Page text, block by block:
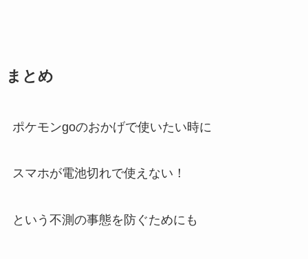
まとめ
ポケモンgoのおかげで使いたい時に
スマホが電池切れで使えない！
という不測の事態を防ぐためにも